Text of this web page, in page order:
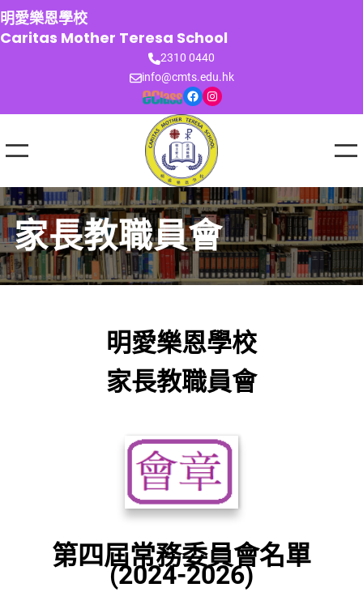
跳
至
主
明愛樂恩學校
Caritas Mother Teresa School
2310 0440
info@cmts.edu.hk
Facebook Instagram
家長教職員會
明愛樂恩學校
家長教職員會
第四屆常務委員會名單
(2024-2026)